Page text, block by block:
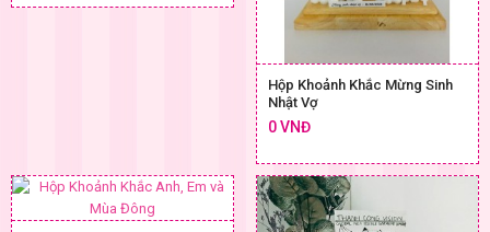
Hộp Khoảnh Khắc Mừng Sinh
Nhật Vợ
0 VNĐ